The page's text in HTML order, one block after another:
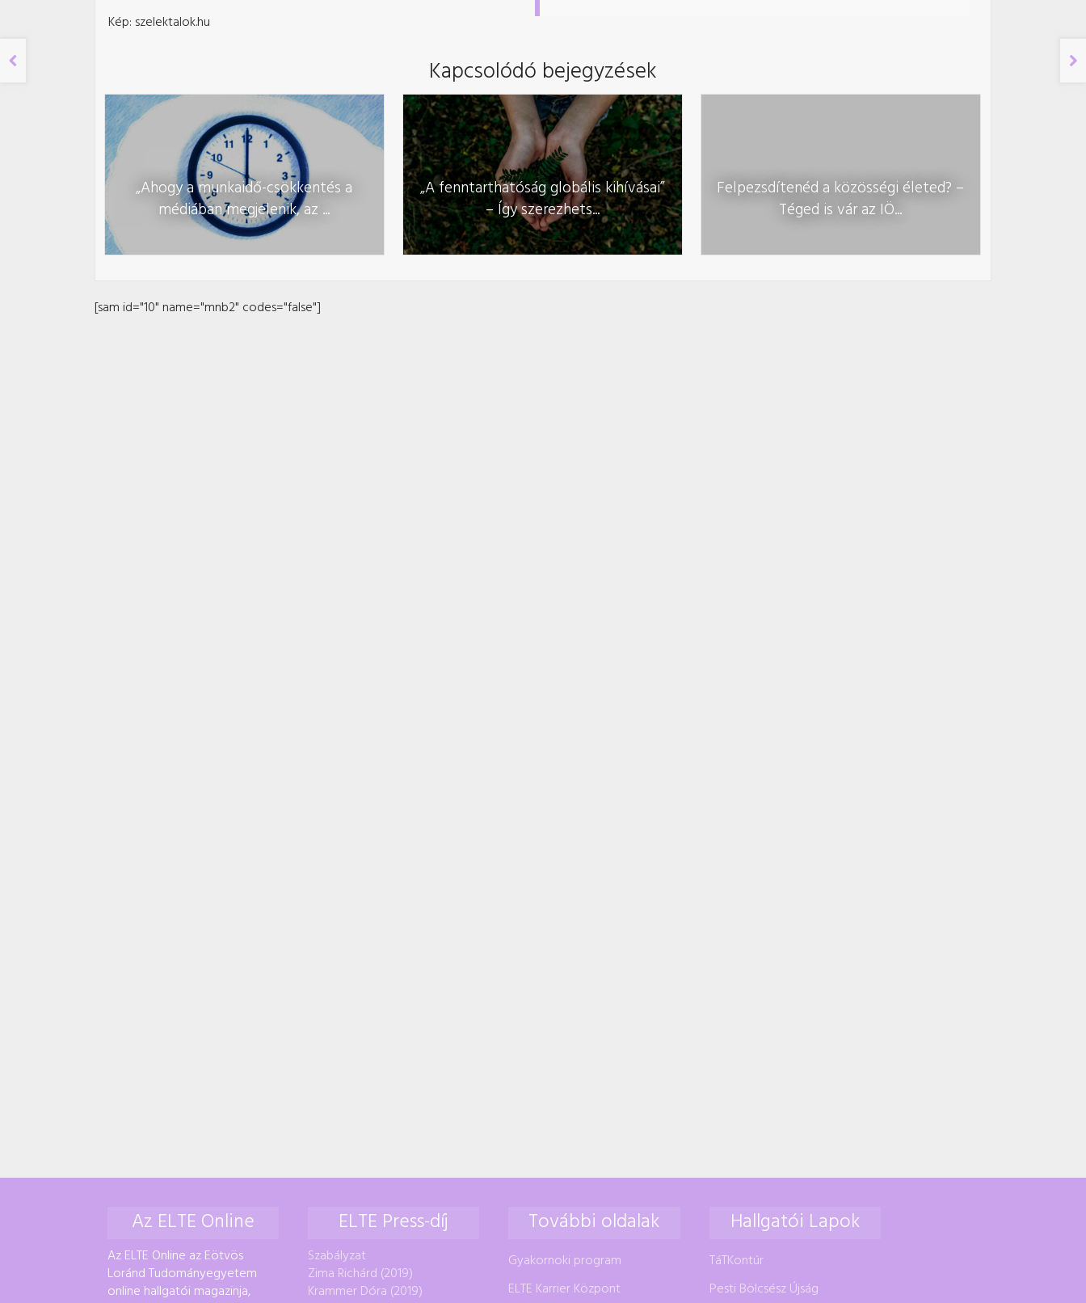
Kép: szelektalok.hu
Kapcsolódó bejegyzések
„Ahogy a munkaidő-csökkentés a
médiában megjelenik, az ...
„A fenntarthatóság globális kihívásai”
– Így szerezhets...
Felpezsdítenéd a közösségi életed? –
Téged is vár az IÖ...
[sam id="10" name="mnb2" codes="false"]
Az ELTE Online
Az ELTE Online az Eötvös
Loránd Tudományegyetem
online hallgatói magazinja,
ELTE Press-díj
Szabályzat
Zima Richárd (2019)
Krammer Dóra (2019)
További oldalak
Gyakornoki program
ELTE Karrier Központ
Hallgatói Lapok
TáTKontúr
Pesti Bölcsész Újság